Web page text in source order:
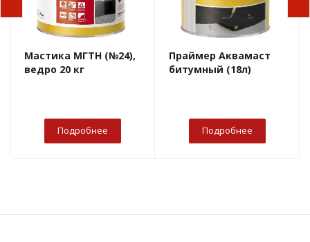
Мастика МГТН (№24),
ведро 20 кг
Подробнее
Праймер Аквамаст
битумный (18л)
Подробнее